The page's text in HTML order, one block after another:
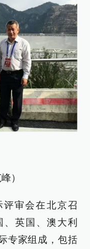
）
评审会在北京召
英国、澳大利
专家组成，包括